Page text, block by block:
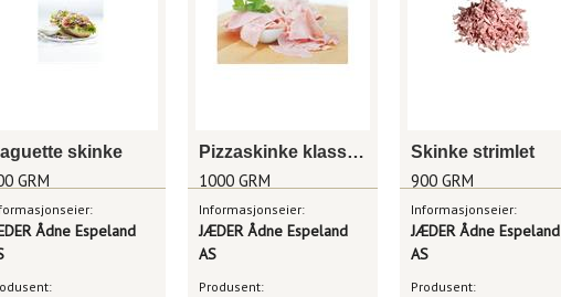
skinke
GRM
Ådne Espeland
Pizzaskinke klassisk
1000 GRM
Informasjonseier:
JÆDER Ådne Espeland
AS
Produsent:
Skinke strimlet
900 GRM
Informasjonseier:
JÆDER Ådne Espeland
AS
Produsent: